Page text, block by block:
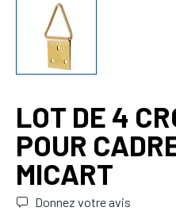
LOT DE 4
POUR
MICART
Donnez votre avis